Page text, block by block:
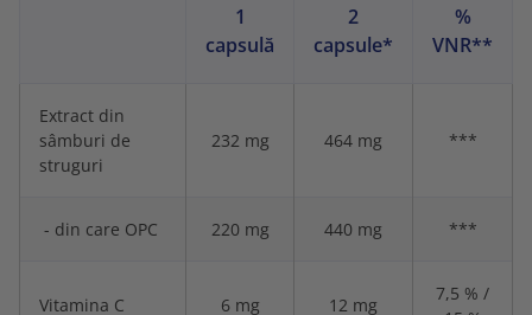
1
capsulă
2
capsule*
%
VNR**
Extract din
sâmburi de
struguri
232 mg 464 mg ***
- din care OPC 220 mg 440 mg ***
Vitamina C 6 mg 12 mg
7,5 % /